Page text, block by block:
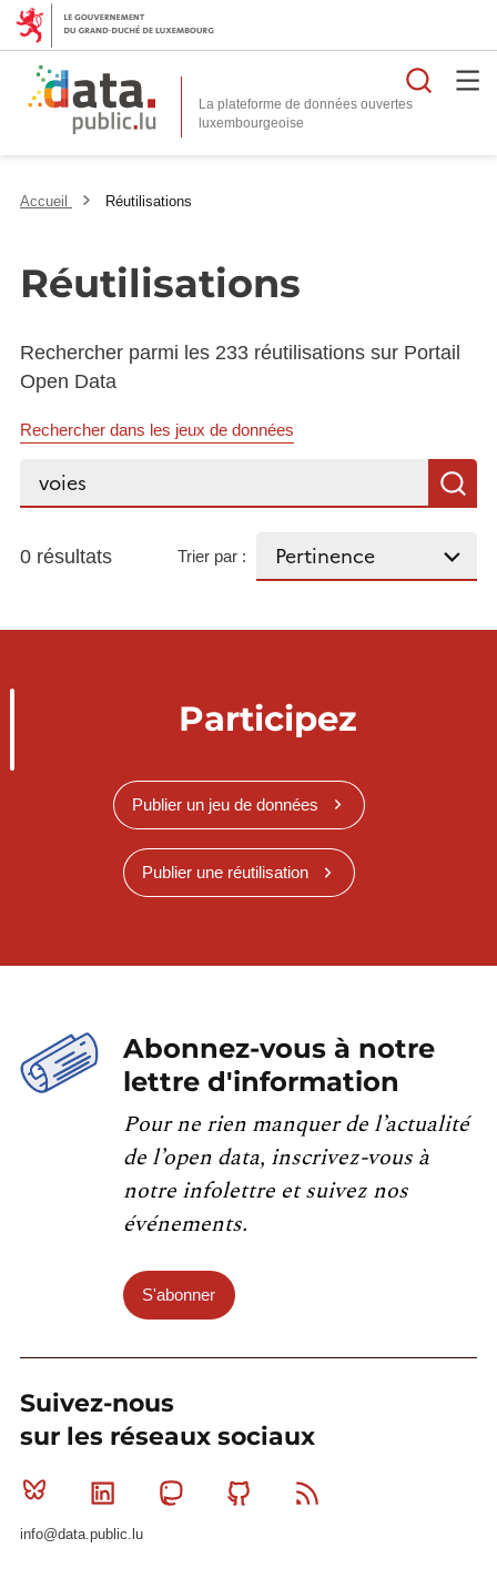
La plateforme de données ouvertes
Accueil Réutilisations
Réutilisations
Rechercher parmi les 233 réutilisations sur Portail
Open Data
Rechercher dans les jeux de données
Rechercher...
0 résultats Trier par :
Participez
Publier un jeu de données
Publier une réutilisation
Abonnez-vous à notre
lettre d'information
Pour ne rien manquer de l’actualité
de l’open data, inscrivez-vous à
notre infolettre et suivez nos
événements.
S'abonner
Suivez-nous
sur les réseaux sociaux
Bluesky Linkedin MastodonGithub
info@data.public.lu